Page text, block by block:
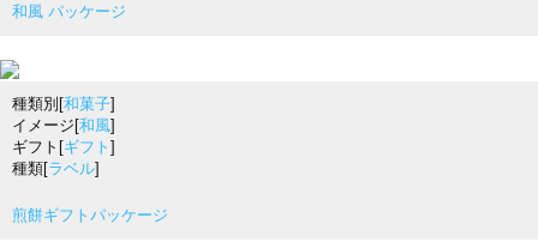
和風 パッケージ
種類別[和菓子]
イメージ[和風]
ギフト[ギフト ]
種類[ラベル]
煎餅ギフトパッケージ